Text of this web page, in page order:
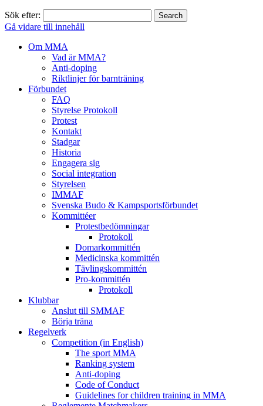
Sök efter:
Gå vidare till innehåll
Om MMA
Vad är MMA?
Anti-doping
Riktlinjer för barnträning
Förbundet
FAQ
Styrelse Protokoll
Protest
Kontakt
Stadgar
Historia
Engagera sig
Social integration
Styrelsen
IMMAF
Svenska Budo & Kampsportsförbundet
Kommittéer
Protestbedömningar
Protokoll
Domarkommittén
Medicinska kommittén
Tävlingskommittén
Pro-kommittén
Protokoll
Klubbar
Anslut till SMMAF
Börja träna
Regelverk
Competition (in English)
The sport MMA
Ranking system
Anti-doping
Code of Conduct
Guidelines for children training in MMA